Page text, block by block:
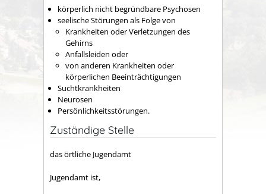
körperlich nicht begründbare Psychosen
seelische Störungen als Folge von
Krankheiten oder Verletzungen des
Gehirns
Anfallsleiden oder
von anderen Krankheiten oder
körperlichen Beeinträchtigungen
Suchtkrankheiten
Neurosen
Persönlichkeitsstörungen.
Zuständige Stelle
das örtliche Jugendamt
Jugendamt ist,